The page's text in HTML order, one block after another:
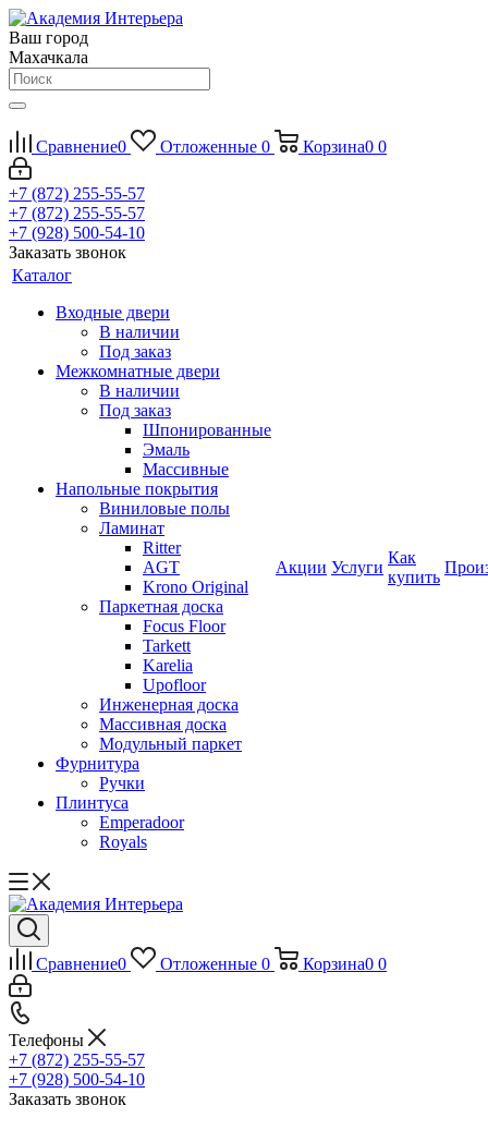
Ваш город
Махачкала
Сравнение0 Отложенные 0 Корзина0 0
+7 (872) 255-55-57
+7 (872) 255-55-57
+7 (928) 500-54-10
Заказать звонок
Каталог
Входные двери
В наличии
Под заказ
Межкомнатные двери
В наличии
Под заказ
Шпонированные
Эмаль
Массивные
Напольные покрытия
Виниловые полы
Ламинат
Ritter
AGT
Krono Original
Паркетная доска
Focus Floor
Tarkett
Karelia
Upofloor
Инженерная доска
Массивная доска
Модульный паркет
Фурнитура
Ручки
Плинтуса
Emperadoor
Royals
Акции Услуги
Как
купить
Сравнение0 Отложенные 0 Корзина0 0
Телефоны
+7 (872) 255-55-57
+7 (928) 500-54-10
Заказать звонок